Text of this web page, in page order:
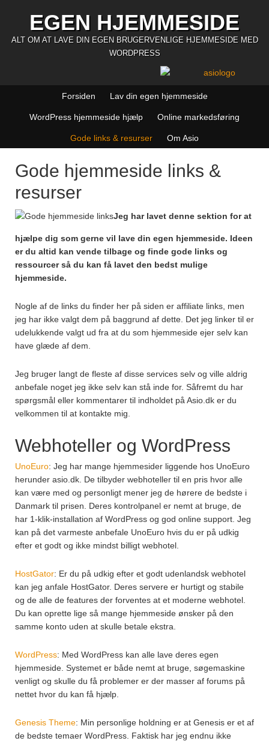
EGEN HJEMMESIDE
ALT OM AT LAVE DIN EGEN BRUGERVENLIGE HJEMMESIDE MED
WORDPRESS
Forsiden Lav din egen hjemmeside
WordPress hjemmeside hjælp Online markedsføring
Gode links & resurser Om Asio
Gode hjemmeside links &
resurser
Jeg har lavet denne sektion for at
hjælpe dig som gerne vil lave din egen hjemmeside. Ideen
er du altid kan vende tilbage og finde gode links og
ressourcer så du kan få lavet den bedst mulige
hjemmeside.
Nogle af de links du finder her på siden er affiliate links, men
jeg har ikke valgt dem på baggrund af dette. Det jeg linker til er
udelukkende valgt ud fra at du som hjemmeside ejer selv kan
have glæde af dem.
Jeg bruger langt de fleste af disse services selv og ville aldrig
anbefale noget jeg ikke selv kan stå inde for. Såfremt du har
spørgsmål eller kommentarer til indholdet på Asio.dk er du
velkommen til at kontakte mig.
Webhoteller og WordPress
UnoEuro: Jeg har mange hjemmesider liggende hos UnoEuro
herunder asio.dk. De tilbyder webhoteller til en pris hvor alle
kan være med og personligt mener jeg de hørere de bedste i
Danmark til prisen. Deres kontrolpanel er nemt at bruge, de
har 1-klik-installation af WordPress og god online support. Jeg
kan på det varmeste anbefale UnoEuro hvis du er på udkig
efter et godt og ikke mindst billigt webhotel.
HostGator: Er du på udkig efter et godt udenlandsk webhotel
kan jeg anfale HostGator. Deres servere er hurtigt og stabile
og de alle de features der forventes at et moderne webhotel.
Du kan oprette lige så mange hjemmeside ønsker på den
samme konto uden at skulle betale ekstra.
WordPress: Med WordPress kan alle lave deres egen
hjemmeside. Systemet er både nemt at bruge, søgemaskine
venligt og skulle du få problemer er der masser af forums på
nettet hvor du kan få hjælp.
Genesis Theme: Min personlige holdning er at Genesis er et af
de bedste temaer WordPress. Faktisk har jeg endnu ikke